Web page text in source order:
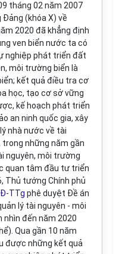
tháng 02 năm 2007
Đảng (khóa X) về
2020 đã khẳng định
ven biển nước ta có
nghiệp phát triển đất
môi trường biển là
kết quả điều tra cơ
học, tạo cơ sở vững
kế hoạch phát triển
an ninh quốc gia, xây
nhà nước về tài
trong những năm gần
nguyên, môi trường
quan tâm đầu tư triển
Thủ tướng Chính phủ
TTg phê duyệt Đề án
lý tài nguyên - môi
nhìn đến năm 2020
Qua gần 10 năm
được những kết quả